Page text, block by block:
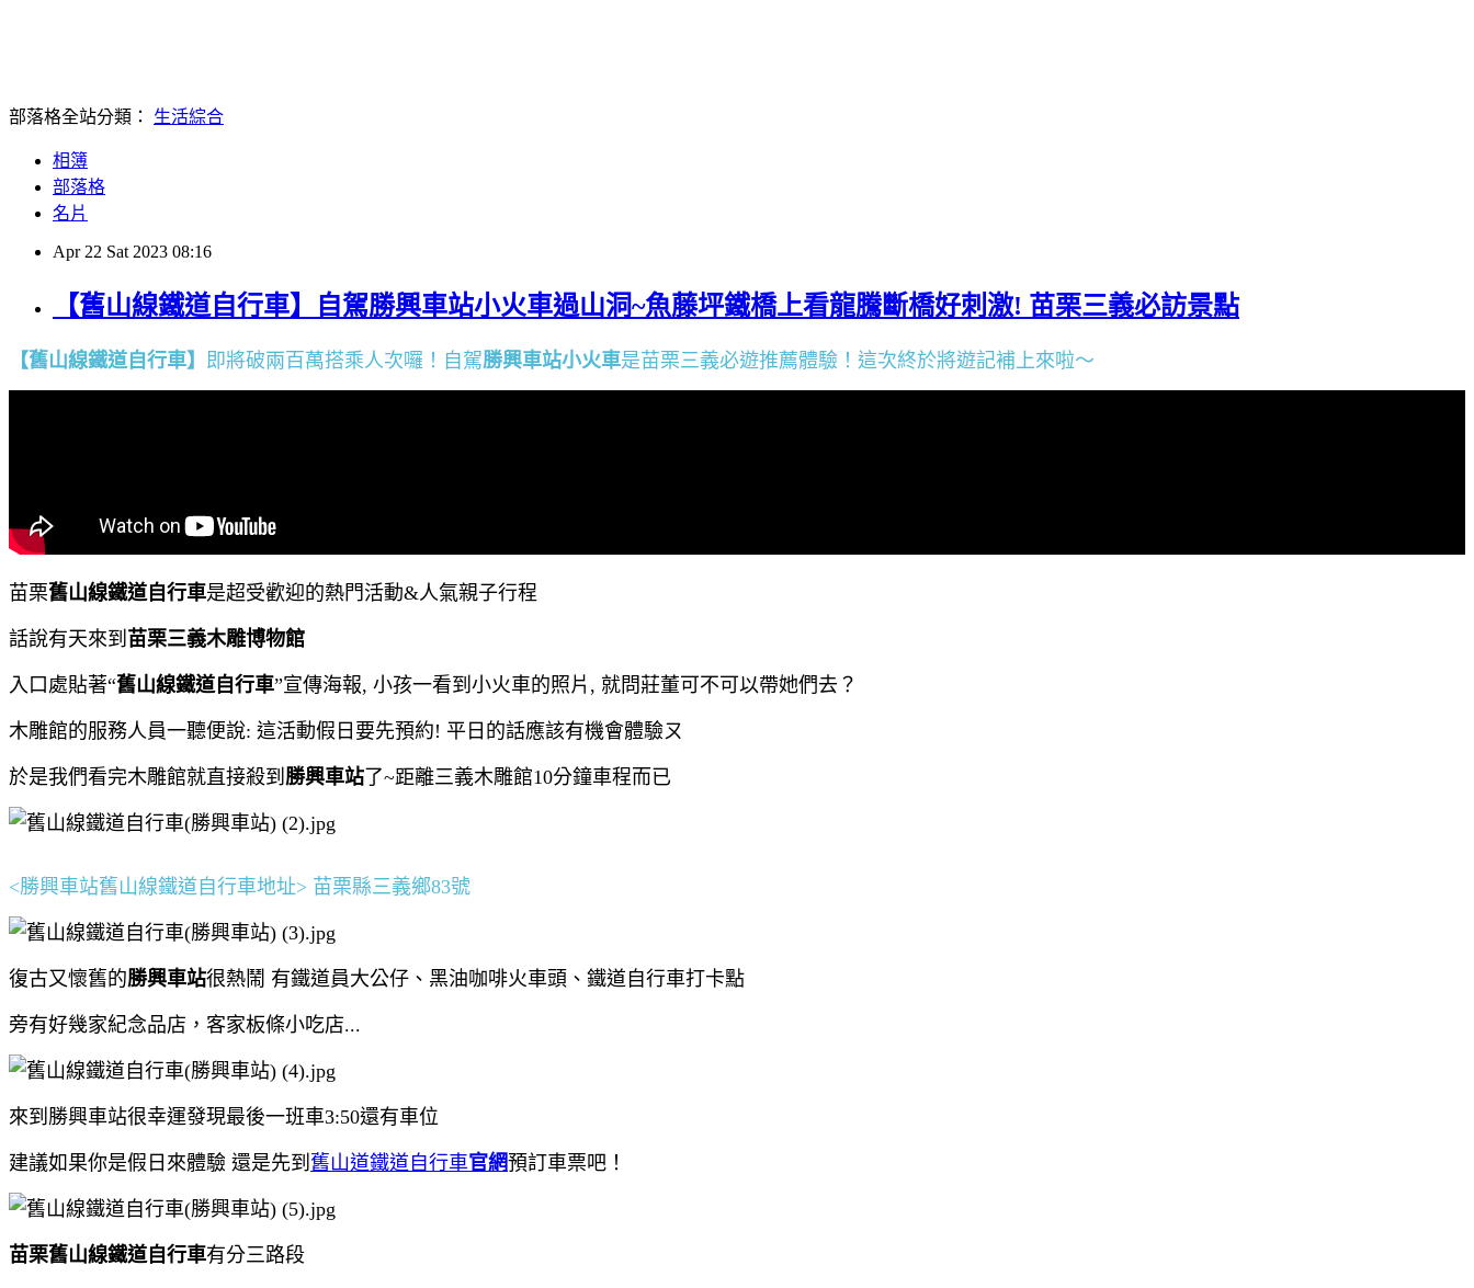
部落格全站分類： 生活綜合
相簿
部落格
名片
Apr 22 Sat 2023 08:16
【舊山線鐵道自行車】自駕勝興車站小火車過山洞~魚藤坪鐵橋上看龍騰斷橋好刺激! 苗栗三義必訪景點
【舊山線鐵道自行車】 即將破兩百萬搭乘人次囉！自駕勝興車站小火車是苗栗三義必遊推薦體驗！這次終於將遊記補上來啦～
苗栗舊山線鐵道自行車是超受歡迎的熱門活動&人氣親子行程
話說有天來到 苗栗三義木雕博物館
入口處貼著“舊山線鐵道自行車”宣傳海報, 小孩一看到小火車的照片, 就問莊董可不可以帶她們去？
木雕館的服務人員一聽便說: 這活動假日要先預約! 平日的話應該有機會體驗ㄡ
於是我們看完木雕館就直接殺到 勝興車站了~距離三義木雕館10分鐘車程而已
<勝興車站舊山線鐵道自行車地址> 苗栗縣三義鄉83號
復古又懷舊的勝興車站很熱鬧 有鐵道員大公仔、黑油咖啡火車頭、鐵道自行車打卡點
旁有好幾家紀念品店，客家板條小吃店...
來到勝興車站很幸運發現最後一班車3:50還有車位
建議如果你是假日來體驗 還是先到 舊山道鐵道自行車官網預訂車票吧！
苗栗舊山線鐵道自行車有分三路段